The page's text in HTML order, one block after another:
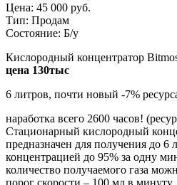
Цена: 45 000 руб.
Тип: Продам
Состояние: Б/у
Кислородный концентратор
цена 130тыс
6 литров, почти новый -7%
наработка всего 2600 часов!
Стационарный кислородный
предназначен для получения до 6
концентрацией до 95% за одну
количество получаемого газа
порог скорости – 100 мл в